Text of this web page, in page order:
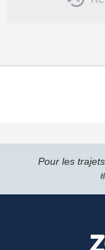
Pour les